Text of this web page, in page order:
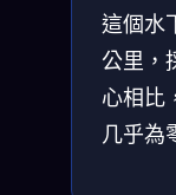
這個水
公里，
心相比
几乎為